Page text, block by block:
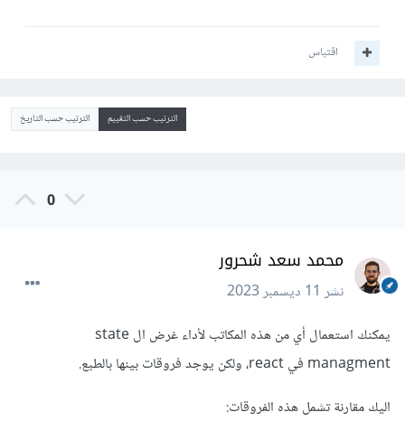
اقتباس
الترتيب حسب التقييم الترتيب حسب التاريخ
0
محمد سعد شحرور
نشر11 ديسمبر 2023
يمكنك استعمال أي من هذه المكاتب لأداء غرض ال state
managment في react، ولكن يوجد فروقات بينها بالطبع.
اليك مقارنة تشمل هذه الفروقات: